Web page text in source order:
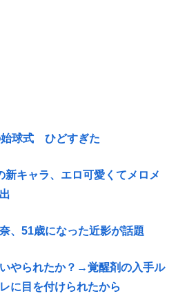
始球式 ひどすぎた
新キャラ、エロ可愛くてメロメ
、51歳になった近影が話題
やられたか？→覚醒剤の入手ル
に目を付けられたから